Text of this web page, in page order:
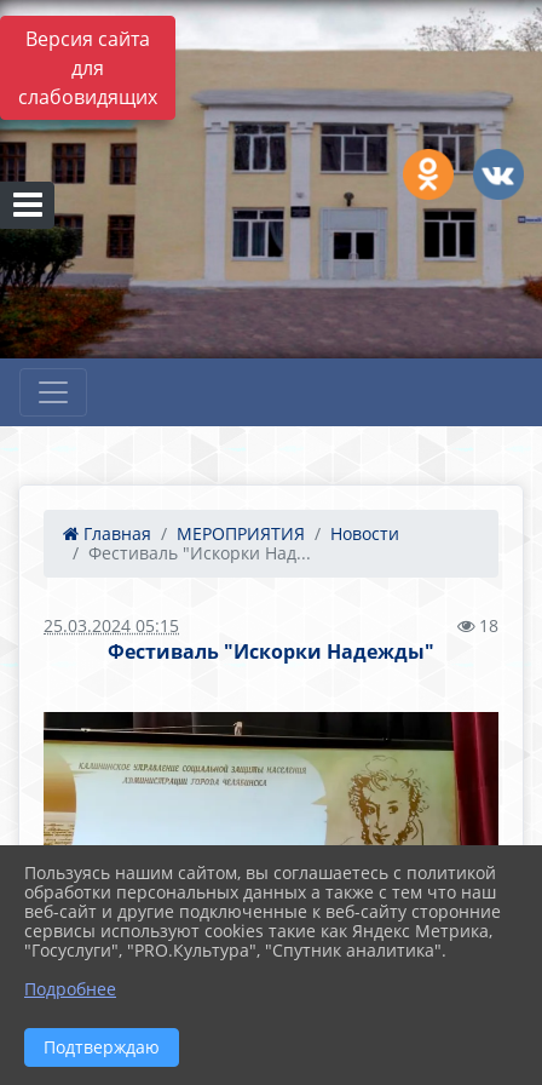
Версия сайта
для
слабовидящих
Главная МЕРОПРИЯТИЯ
Новости
Фестиваль "Искорки Над...
25.03.2024 05:15 18
Фестиваль "Искорки Надежды"
Пользуясь нашим сайтом, вы соглашаетесь с политикой
обработки персональных данных а также с тем что наш
веб-сайт и другие подключенные к веб-сайту сторонние
сервисы используют cookies такие как Яндекс Метрика,
"Госуслуги", "PRO.Культура", "Спутник аналитика".
Подробнее
Подтверждаю